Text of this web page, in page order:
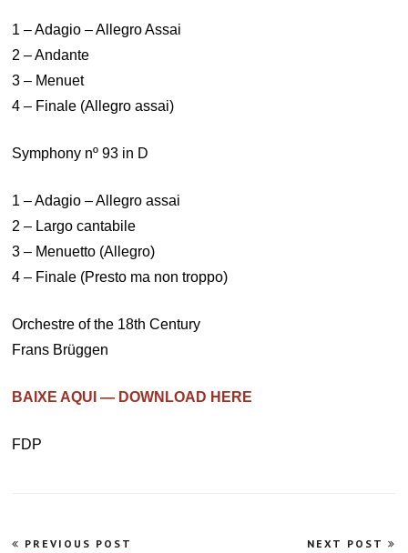
1 – Adagio – Allegro Assai
2 – Andante
3 – Menuet
4 – Finale (Allegro assai)
Symphony nº 93 in D
1 – Adagio – Allegro assai
2 – Largo cantabile
3 – Menuetto (Allegro)
4 – Finale (Presto ma non troppo)
Orchestre of the 18th Century
Frans Brüggen
BAIXE AQUI — DOWNLOAD HERE
FDP
Navegação
PREVIOUS POST NEXT POST